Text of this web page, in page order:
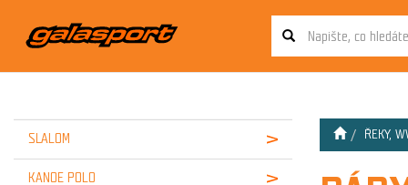
SLALOM
KANOE POLO
ŘEKY,